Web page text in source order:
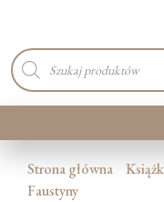
Wyszukiwarka
produktów
Kategorie
Strona główna
Faustyny